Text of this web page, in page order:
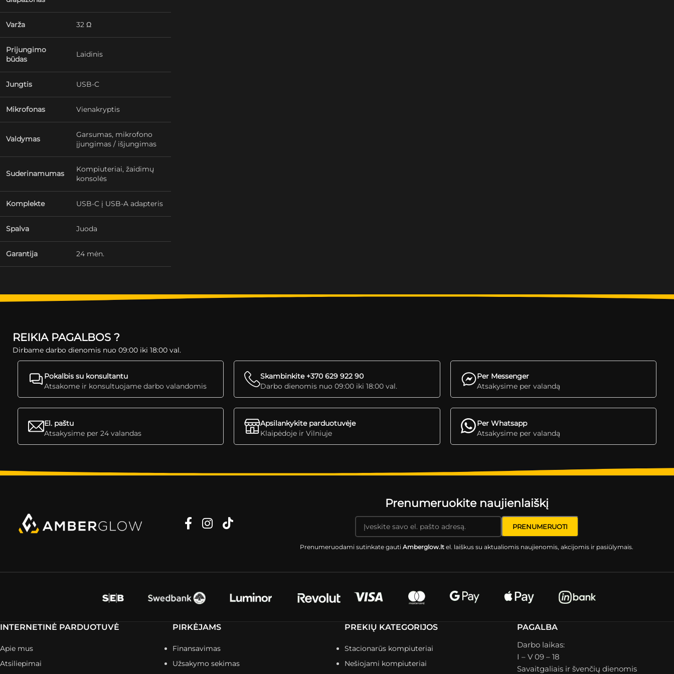
Varža 32 Ω
Prijungimo
būdas
Laidinis
Jungtis USB-C
Mikrofonas Vienakryptis
Valdymas
Garsumas, mikrofono
įjungimas / išjungimas
Suderinamumas
Kompiuteriai, žaidimų
konsolės
Komplekte USB-C į USB-A adapteris
Spalva Juoda
Garantija 24 mėn.
REIKIA PAGALBOS ?
Dirbame darbo dienomis nuo 09:00 iki 18:00 val.
Pokalbis su konsultantu
Atsakome ir konsultuojame darbo valandomis
Skambinkite +370 629 922 90
Darbo dienomis nuo 09:00 iki 18:00 val.
Per Messenger
Atsakysime per valandą
El. paštu
Atsakysime per 24 valandas
Apsilankykite parduotuvėje
Klaipėdoje ir Vilniuje
Per Whatsapp
Atsakysime per valandą
Prenumeruokite naujienlaiškį
Prenumeruodami sutinkate gautiAmberglow.lt el. laiškus su aktualiomis naujienomis, akcijomis ir pasiūlymais.
INTERNETINĖ PARDUOTUVĖ
Apie mus
Atsiliepimai
PIRKĖJAMS
Finansavimas
Užsakymo sekimas
PREKIŲ KATEGORIJOS
Stacionarūs kompiuteriai
Nešiojami kompiuteriai
PAGALBA
Darbo laikas:
I – V 09 – 18
Savaitgaliais ir švenčių dienomis